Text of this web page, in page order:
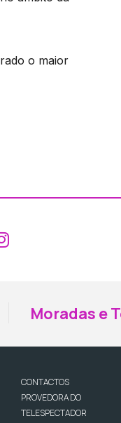
o maior
ao
Aceder ao
Moradas e
CONTACTOS
PROVEDORA DO
TELESPECTADOR